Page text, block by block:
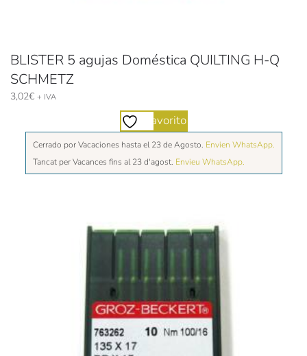
BLISTER 5 agujas Doméstica QUILTING H-Q
SCHMETZ
3,02€ + IVA
Favorito
Cerrado por Vacaciones hasta el 23 de Agosto. Envien WhatsApp.
Tancat per Vacances fins al 23 d'agost. Envieu WhatsApp.